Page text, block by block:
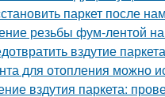
паркет после
резьбы фум-лентой
вздутие
для отопления можно
вздутия паркета: